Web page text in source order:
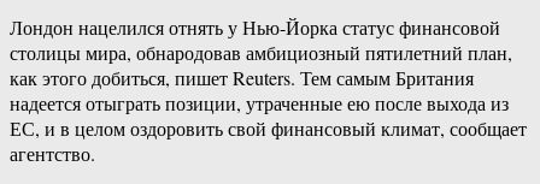
Лондон нацелился отнять у Нью-Йорка статус финансовой
столицы мира, обнародовав амбициозный пятилетний план,
как этого добиться, пишет Reuters. Тем самым Британия
надеется отыграть позиции, утраченные ею после выхода из
ЕС, и в целом оздоровить свой финансовый климат, сообщает
агентство.